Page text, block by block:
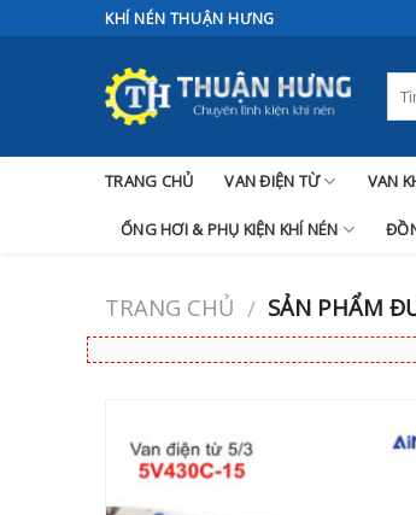
to
KHÍ NÉN THUẬN HƯNG
TRANG CHỦ VAN ĐIỆN TỪ VAN
ỐNG HƠI & PHỤ KIỆN KHÍ NÉN
TRANG CHỦ / SẢN PHẨM